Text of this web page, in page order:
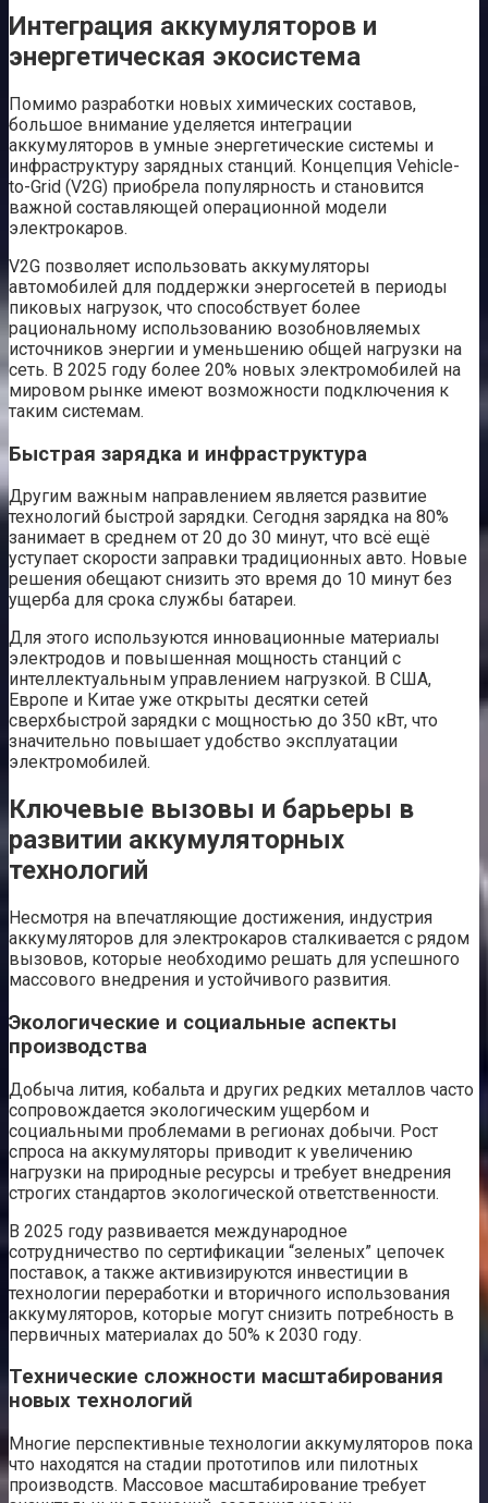
Интеграция аккумуляторов и
энергетическая экосистема
Помимо разработки новых химических составов,
большое внимание уделяется интеграции
аккумуляторов в умные энергетические системы и
инфраструктуру зарядных станций. Концепция Vehicle-
to-Grid (V2G) приобрела популярность и становится
важной составляющей операционной модели
электрокаров.
V2G позволяет использовать аккумуляторы
автомобилей для поддержки энергосетей в периоды
пиковых нагрузок, что способствует более
рациональному использованию возобновляемых
источников энергии и уменьшению общей нагрузки на
сеть. В 2025 году более 20% новых электромобилей на
мировом рынке имеют возможности подключения к
таким системам.
Быстрая зарядка и инфраструктура
Другим важным направлением является развитие
технологий быстрой зарядки. Сегодня зарядка на 80%
занимает в среднем от 20 до 30 минут, что всё ещё
уступает скорости заправки традиционных авто. Новые
решения обещают снизить это время до 10 минут без
ущерба для срока службы батареи.
Для этого используются инновационные материалы
электродов и повышенная мощность станций с
интеллектуальным управлением нагрузкой. В США,
Европе и Китае уже открыты десятки сетей
сверхбыстрой зарядки с мощностью до 350 кВт, что
значительно повышает удобство эксплуатации
электромобилей.
Ключевые вызовы и барьеры в
развитии аккумуляторных
технологий
Несмотря на впечатляющие достижения, индустрия
аккумуляторов для электрокаров сталкивается с рядом
вызовов, которые необходимо решать для успешного
массового внедрения и устойчивого развития.
Экологические и социальные аспекты
производства
Добыча лития, кобальта и других редких металлов часто
сопровождается экологическим ущербом и
социальными проблемами в регионах добычи. Рост
спроса на аккумуляторы приводит к увеличению
нагрузки на природные ресурсы и требует внедрения
строгих стандартов экологической ответственности.
В 2025 году развивается международное
сотрудничество по сертификации “зеленых” цепочек
поставок, а также активизируются инвестиции в
технологии переработки и вторичного использования
аккумуляторов, которые могут снизить потребность в
первичных материалах до 50% к 2030 году.
Технические сложности масштабирования
новых технологий
Многие перспективные технологии аккумуляторов пока
что находятся на стадии прототипов или пилотных
производств. Массовое масштабирование требует